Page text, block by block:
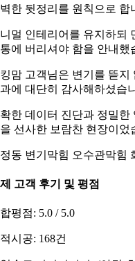
한 뒷정리를 원칙으로 합
멀 인테리어를 유지하되
에 버리셔야 함을 안내했
맘 고객님은 변기를 뜯지
에 대단히 감사해하셨습
한 데이터 진단과 정밀한
선사한 보람찬 현장이었
동 변기막힘 오수관막힘
고객 후기 및 평점
평점: 5.0 / 5.0
시공: 168건